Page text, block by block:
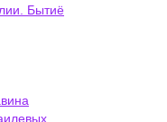
Бытиё